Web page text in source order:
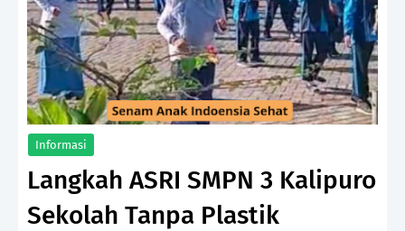
Informasi
Langkah ASRI SMPN 3 Kalipuro
Sekolah Tanpa Plastik